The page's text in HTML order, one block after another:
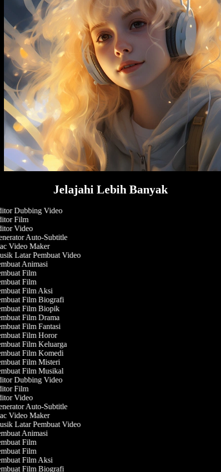
Jelajahi Lebih Banyak
Dubbing Video
Film
Video
Auto-Subtitle
Video Maker
Latar Pembuat Video
Animasi
Film
Film
Film Aksi
Film Biografi
Film Biopik
Film Drama
Film Fantasi
Film Horor
Film Keluarga
Film Komedi
Film Misteri
Film Musikal
Dubbing Video
Film
Video
Auto-Subtitle
Video Maker
Latar Pembuat Video
Animasi
Film
Film
Film Aksi
Film Biografi